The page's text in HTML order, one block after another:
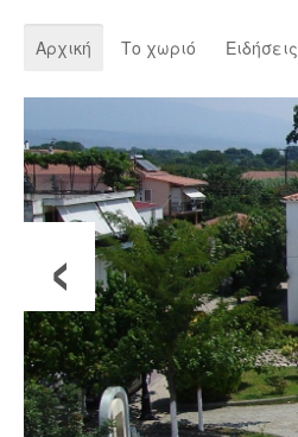
Αρχική Το χωριό Ειδήσεις
‹